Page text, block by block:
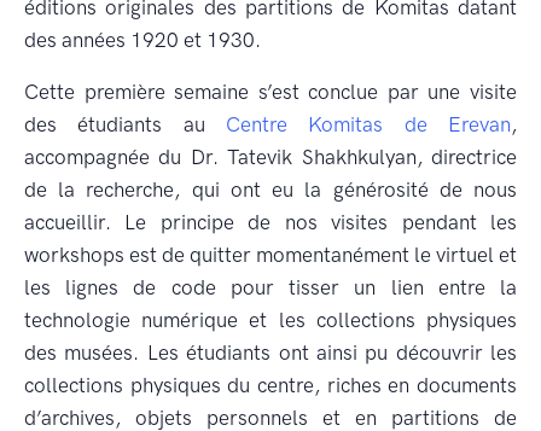
éditions originales des partitions de Komitas datant
des années 1920 et 1930.
Cette première semaine s’est conclue par une visite
des étudiants au Centre Komitas de Erevan,
accompagnée du Dr. Tatevik Shakhkulyan, directrice
de la recherche, qui ont eu la générosité de nous
accueillir. Le principe de nos visites pendant les
workshops est de quitter momentanément le virtuel et
les lignes de code pour tisser un lien entre la
technologie numérique et les collections physiques
des musées. Les étudiants ont ainsi pu découvrir les
collections physiques du centre, riches en documents
d’archives, objets personnels et en partitions de